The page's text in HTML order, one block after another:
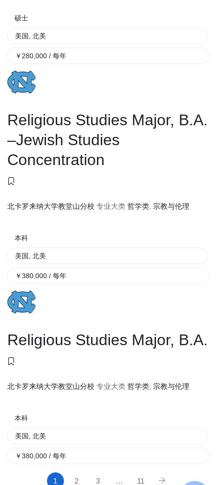
硕士
美国 北美
￥ 280,000 / 每年
Religious Studies Major, B.A.
–Jewish Studies
Concentration
北卡罗来纳大学教堂山分校 专业大类 哲学类, 宗教与伦理
本科
美国 北美
￥380,000 / 每年
Religious Studies Major, B.A.
北卡罗来纳大学教堂山分校 专业大类 哲学类, 宗教与伦理
本科
美国 北美
￥380,000 / 每年
1 2 3 … 11